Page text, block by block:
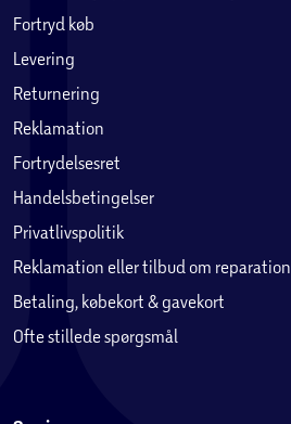
Fortryd køb
Levering
Returnering
Reklamation
Fortrydelsesret
Handelsbetingelser
Privatlivspolitik
Reklamation eller tilbud om reparation
Betaling, købekort & gavekort
Ofte stillede spørgsmål